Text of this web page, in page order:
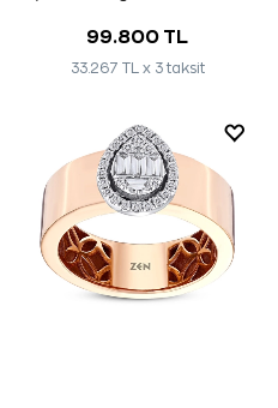
99.800 TL
33.267 TL x 3 taksit